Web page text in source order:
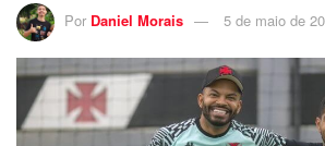
Por Daniel Morais 5 de maio de